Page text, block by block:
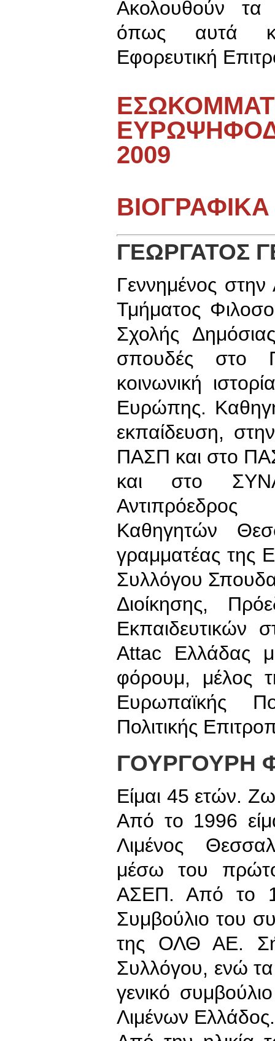
Ακολουθούν τα
όπως αυτά
Εφορευτική
2009
ΓΕΩΡΓΑΤΟΣ
Γεννημένος
Τμήματος
Σχολής
σπουδές στο
κοινωνική
Ευρώπης.
εκπαίδευση,
ΠΑΣΠ και στο
και στο
Καθηγητών
γραμματέας
Συλλόγου
Διοίκησης,
Εκπαιδευτικών
Attac Ελλάδας
φόρουμ, μέλος
Ευρωπαϊκής
Πολιτικής
ΓΟΥΡΓΟΥΡΗ
Είμαι 45 ετών.
Από το 1996
Λιμένος
μέσω του
ΑΣΕΠ. Από το
Συμβούλιο του
της ΟΛΘ ΑΕ.
Συλλόγου, ενώ τα
γενικό
Λιμένων Ελλάδος.